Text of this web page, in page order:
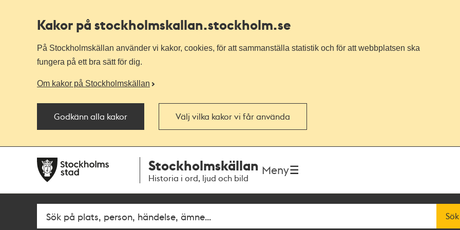
Kakor på stockholmskallan.stockholm.se
På Stockholmskällan använder vi kakor, cookies, för att sammanställa statistik och för att webbplatsen ska
fungera på ett bra sätt för dig.
Om kakor på Stockholmskällan
Godkänn alla kakor Välj vilka kakor vi får använda
navigationen
huvudinnehållet
Stockholmskällan
Historia i ord, ljud och bild
Meny
Fritextsök Sök